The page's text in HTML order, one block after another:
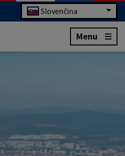
Slovenčina
Menu